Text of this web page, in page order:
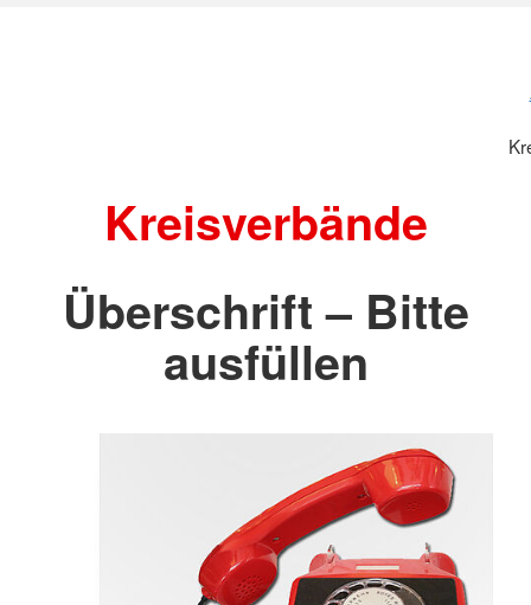
Kreisverbände
Überschrift – Bitte
ausfüllen